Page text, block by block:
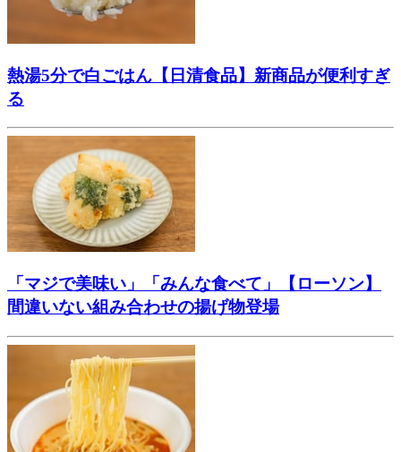
熱湯5分で白ごはん【日清食品】新商品が便利すぎ
る
「マジで美味い」「みんな食べて」【ローソン】
間違いない組み合わせの揚げ物登場